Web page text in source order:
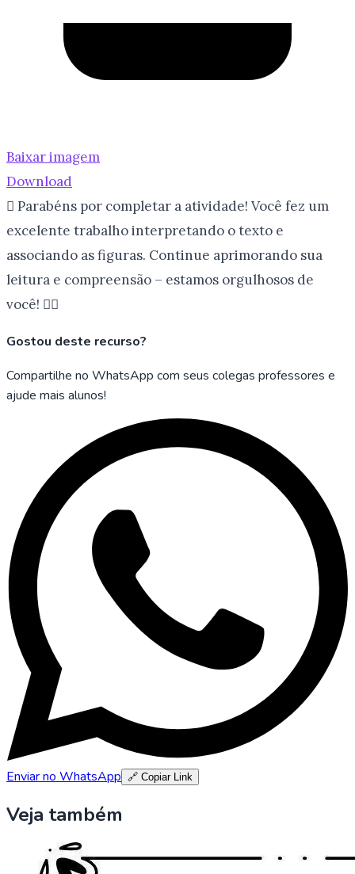
Baixar imagem
Download
 Parabéns por completar a atividade! Você fez um
excelente trabalho interpretando o texto e
associando as figuras. Continue aprimorando sua
leitura e compreensão – estamos orgulhosos de
você! ️
Gostou deste recurso?
Compartilhe no WhatsApp com seus colegas professores e
ajude mais alunos!
Enviar no WhatsApp 🔗 Copiar Link
Veja também